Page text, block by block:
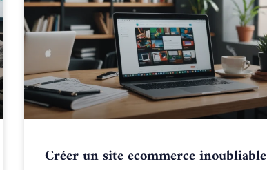
Créer un site ecommerce inoubliable